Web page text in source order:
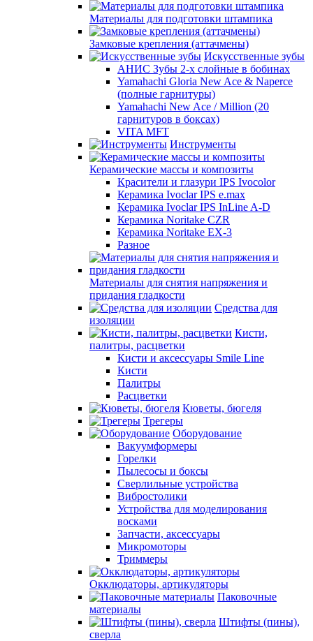
Материалы для подготовки штампика
Замковые крепления (аттачмены)
Искусственные зубы
АНИС Зубы 2-х слойные в бобинах
Yamahachi Gloria New Ace & Naperce
(полные гарнитуры)
Yamahachi New Ace / Million (20
гарнитуров в боксах)
VITA MFT
Инструменты
Керамические массы и композиты
Красители и глазури IPS Ivocolor
Керамика Ivoclar IPS e.max
Керамика Ivoclar IPS InLine A-D
Керамика Noritake CZR
Керамика Noritake EX-3
Разное
Материалы для снятия напряжения и
придания гладкости
Средства для
изоляции
Кисти,
палитры, расцветки
Кисти и аксессуары Smile Line
Кисти
Палитры
Расцветки
Кюветы, бюгеля
Трегеры
Оборудование
Вакуумформеры
Горелки
Пылесосы и боксы
Сверлильные устройства
Вибростолики
Устройства для моделирования
восками
Запчасти, аксессуары
Микромоторы
Триммеры
Окклюдаторы, артикуляторы
Паковочные
материалы
Штифты (пины),
сверла